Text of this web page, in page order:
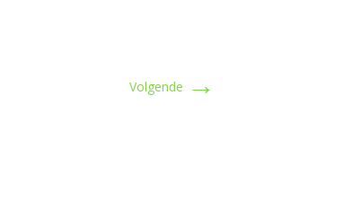
Volgende →